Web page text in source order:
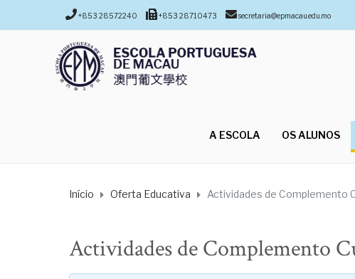
+853 28572240 +853 28710473 secretaria@epmacau.edu.mo
A ESCOLA
OS ALUNOS
Início Oferta Educativa Actividades de Complemento
Actividades de Complemento